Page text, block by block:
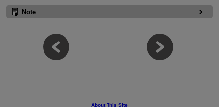
Note
About This Site